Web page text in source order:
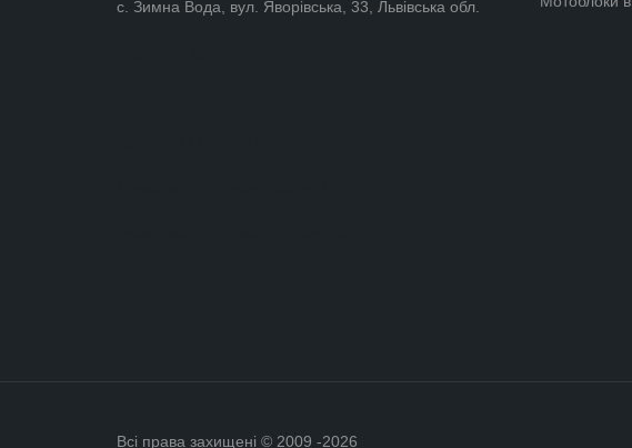
с. Зимна Вода, вул. Яворівська, 33, Львівська обл.
Всі права захищені © 2009 -2026